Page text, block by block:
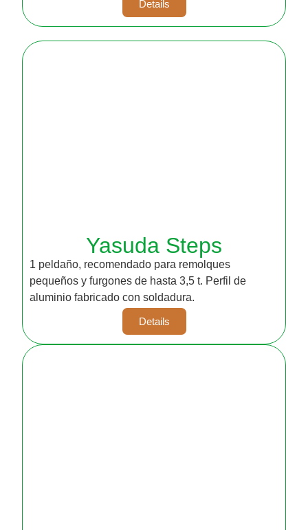
Details
Yasuda Steps
1 peldaño, recomendado para remolques
pequeños y furgones de hasta 3,5 t. Perfil de
aluminio fabricado con soldadura.
Details